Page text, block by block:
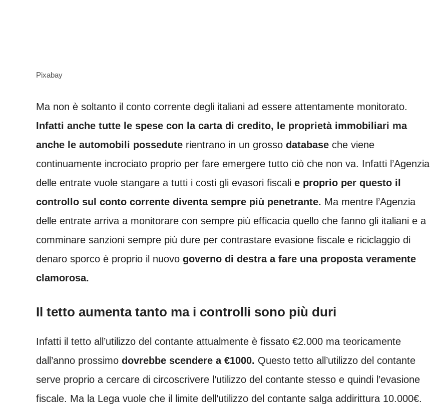
Pixabay
Ma non è soltanto il conto corrente degli italiani ad essere attentamente monitorato.
Infatti anche tutte le spese con la carta di credito, le proprietà immobiliari ma
anche le automobili possedute rientrano in un grosso database che viene
continuamente incrociato proprio per fare emergere tutto ciò che non va. Infatti l’Agenzia
delle entrate vuole stangare a tutti i costi gli evasori fiscali e proprio per questo il
controllo sul conto corrente diventa sempre più penetrante. Ma mentre l’Agenzia
delle entrate arriva a monitorare con sempre più efficacia quello che fanno gli italiani e a
comminare sanzioni sempre più dure per contrastare evasione fiscale e riciclaggio di
denaro sporco è proprio il nuovo governo di destra a fare una proposta veramente
clamorosa.
Il tetto aumenta tanto ma i controlli sono più duri
Infatti il tetto all’utilizzo del contante attualmente è fissato €2.000 ma teoricamente
dall’anno prossimo dovrebbe scendere a €1000. Questo tetto all’utilizzo del contante
serve proprio a cercare di circoscrivere l’utilizzo del contante stesso e quindi l’evasione
fiscale. Ma la Lega vuole che il limite dell’utilizzo del contante salga addirittura 10.000€.